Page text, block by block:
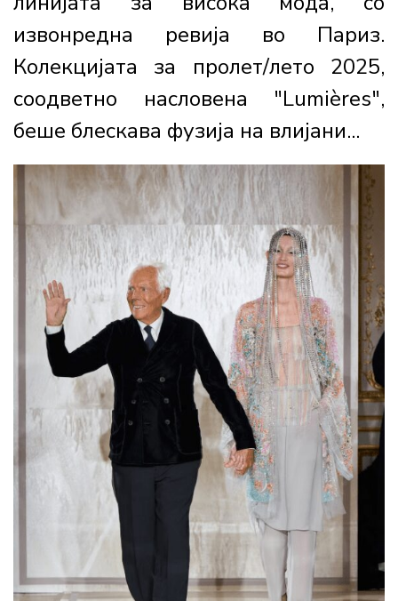
извонредна ревија во Париз.
Колекцијата за пролет/лето 2025,
соодветно насловена "Lumières",
беше блескава фузија на влијани...